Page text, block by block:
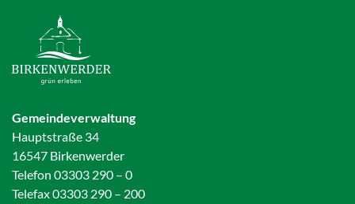
Gemeindeverwaltung
Hauptstraße 34
16547 Birkenwerder
Telefon 03303 290 – 0
Telefax 03303 290 – 200